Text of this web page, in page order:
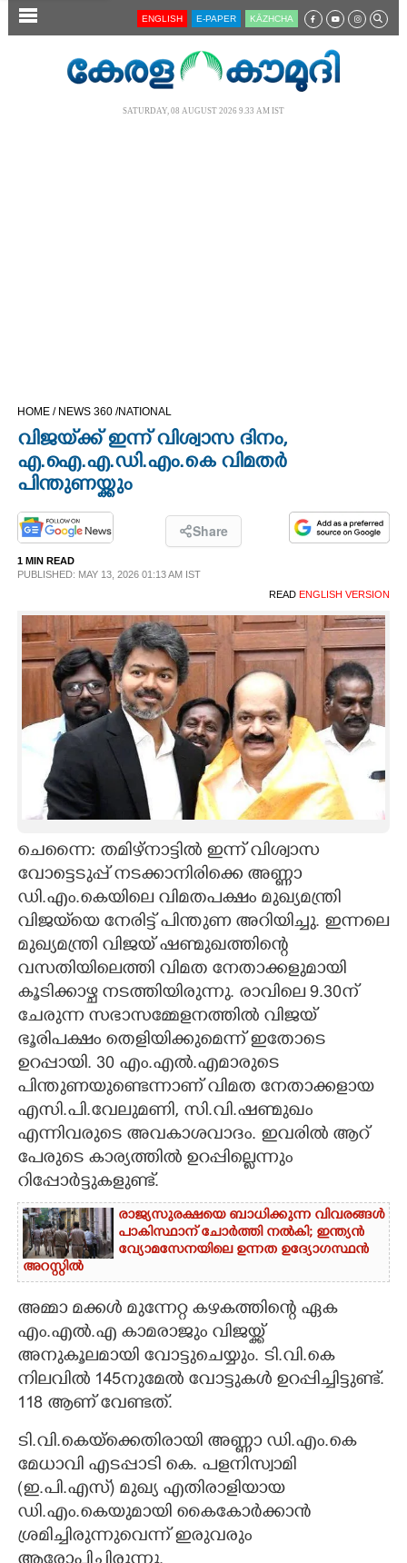
SECTIONS
OPINION
PHOTOS
LIFESTYLE
SPIRITUAL
INFO+
ASTRO
CARTOONS
LITERATURE
ZOOM
CONTACT US
ENGLISH E-PAPER KĀZHCHA
SATURDAY, 08 AUGUST 2026 9.33 AM IST
HOME / NEWS 360 /NATIONAL
വിജയ്‌ക്ക് ഇന്ന് വിശ്വാസ ദിനം,
എ.ഐ.എ.ഡി.എം.കെ വിമതർ
പിന്തുണയ്ക്കും
Share
1 MIN READ
PUBLISHED: MAY 13, 2026 01:13 AM IST
READ ENGLISH VERSION
ചെന്നൈ: തമിഴ്നാട്ടിൽ ഇന്ന് വിശ്വാസ
വോട്ടെടുപ്പ് നടക്കാനിരിക്കെ അണ്ണാ
ഡി.എം.കെയിലെ വിമ‌‌‌തപക്ഷം മുഖ്യമന്ത്രി
വിജയ്‌യെ നേരിട്ട് പിന്തുണ അറിയിച്ചു. ഇന്നലെ
മുഖ്യമന്ത്രി വിജയ് ഷണ്മുഖത്തിന്റെ
വസതിയിലെത്തി വിമത നേതാക്കളുമായി
കൂടിക്കാഴ്ച നടത്തിയിരുന്നു. രാവിലെ 9.30ന്
ചേരുന്ന സഭാസമ്മേളനത്തിൽ വിജയ്
ഭൂരിപക്ഷം തെളിയിക്കുമെന്ന് ഇതോടെ
ഉറപ്പായി. 30 എം.എൽ.എമാരുടെ
പിന്തുണയുണ്ടെന്നാണ് വിമത നേതാക്കളായ
എസി.പി.വേലുമണി, സി.വി.ഷണ്മുഖം
എന്നിവരുടെ അവകാശവാദം. ഇവരിൽ ആറ്
പേരുടെ കാര്യത്തിൽ ഉറപ്പില്ലെന്നും
റിപ്പോർട്ടുകളുണ്ട്.
രാജ്യസുരക്ഷയെ ബാധിക്കുന്ന വിവരങ്ങൾ
പാകിസ്ഥാന് ചോ‌ർത്തി നൽകി; ഇന്ത്യൻ
വ്യോമസേനയിലെ ഉന്നത ഉദ്യോഗസ്ഥൻ
അറസ്റ്റിൽ
അമ്മാ മക്കൾ മുന്നേറ്റ കഴകത്തിന്റെ ഏക
എം.എൽ.എ കാമരാജും വിജയ്ക്ക്
അനുകൂലമായി വോട്ടുചെയ്യും. ടി.വി.കെ
നിലവിൽ 145നുമേൽ വോട്ടുകൾ ഉറപ്പിച്ചിട്ടുണ്ട്.
118 ആണ് വേണ്ടത്.
ടി.വി.കെയ്ക്കെതിരായി അണ്ണാ ഡി.എം.കെ
മേധാവി എടപ്പാടി കെ. പളനിസ്വാമി
(ഇ.പി.എസ്)​ മുഖ്യ എതിരാളിയായ
ഡി.എം.കെയുമായി കൈകോർക്കാൻ
ശ്രമിച്ചിരുന്നുവെന്ന് ഇരുവരും